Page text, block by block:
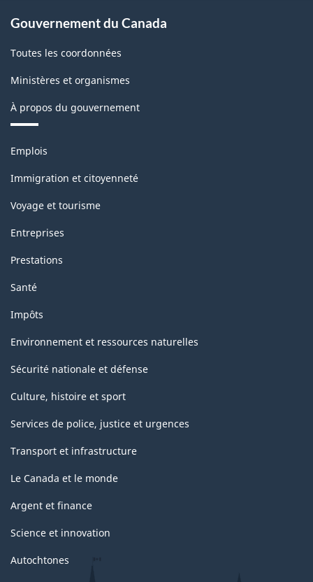
Gouvernement du Canada
Toutes les coordonnées
Ministères et organismes
À propos du gouvernement
Thèmes
sujets
Emplois
Immigration et citoyenneté
Voyage et tourisme
Entreprises
Prestations
Santé
Impôts
Environnement et ressources naturelles
Sécurité nationale et défense
Culture, histoire et sport
Services de police, justice et urgences
Transport et infrastructure
Le Canada et le monde
Argent et finance
Science et innovation
Autochtones